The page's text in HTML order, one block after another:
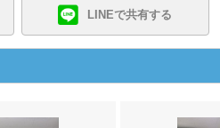
LINEで共有する